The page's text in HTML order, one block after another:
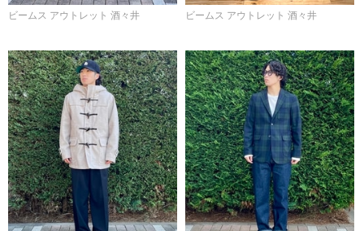
ビームス アウトレット 酒々井 ビームス アウトレット 酒々井